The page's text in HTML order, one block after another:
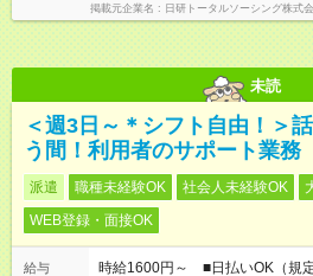
掲載元企業名 日研トータルソーシング株式
未読
＜週3日～＊シフト自由！＞
う間！利用者のサポート業務
派遣 職種未経験OK 社会人未経験OK
WEB登録・面接OK
給与 時給1600円～ ■日払いOK（規